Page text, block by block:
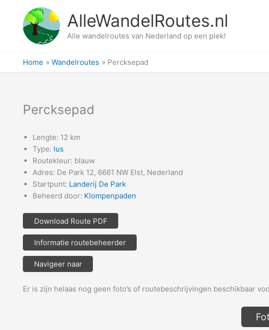
AlleWandelRoutes.nl
Alle wandelroutes van Nederland op een plek!
Home Wandelroutes Percksepad
Percksepad
Lengte: 12 km
Type: lus
Routekleur: blauw
Adres: De Park 12, 6661 NW Elst, Nederland
Startpunt: Landerij De Park
Beheerd door: Klompenpaden
Download Route PDF
Informatie routebeheerder
Navigeer naar
Er is zijn helaas nog geen foto’s of routebeschrijvingen beschikbaar